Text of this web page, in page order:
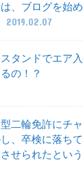
、ブログを始め
2019.02.07
タンドでエア入
の！？
二輪免許にチャ
、卒検に落ちて
せられたという